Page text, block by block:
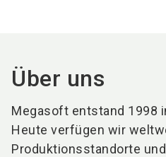
Über uns
Megasoft entstand 1998
Heute verfügen wir
Produktionsstandorte